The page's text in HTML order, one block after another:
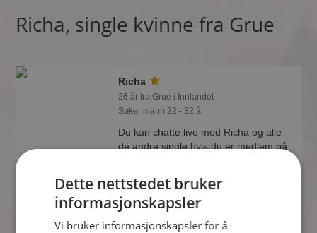
Richa, single kvinne fra Grue
Richa
26 år fra Grue i Innlandet
Søker mann 22 - 32 år
Du kan chatte live med Richa og alle
de andre single hvis du er medlem på
Dette nettstedet bruker
informasjonskapsler
Vi bruker informasjonskapsler for å